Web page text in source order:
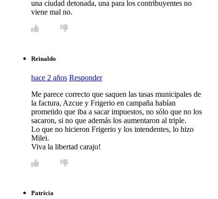
una ciudad detonada, una para los contribuyentes no
viene mal no.
Reinaldo
hace 2 años Responder
Me parece correcto que saquen las tasas municipales de
la factura, Azcue y Frigerio en campaña habían
prometido que iba a sacar impuestos, no sólo que no los
sacaron, si no que además los aumentaron al triple.
Lo que no hicieron Frigerio y los intendentes, lo hizo
Milei.
Viva la libertad carajo!
Patricia